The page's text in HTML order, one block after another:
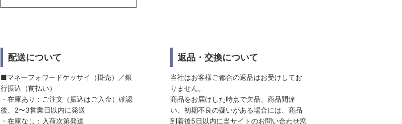
配送について
■マネーフォワードケッサイ（掛売）／銀
行振込（前払い）
・在庫あり：ご注文（振込はご入金）確認
後、2〜3営業日以内に発送
・在庫なし：入荷次第発送
返品・交換について
当社はお客様ご都合の返品はお受けしてお
りません。
商品をお届けした時点で欠品、商品間違
い、初期不良の疑いがある場合には、商品
到着後5日以内に当サイトのお問い合わせ窓